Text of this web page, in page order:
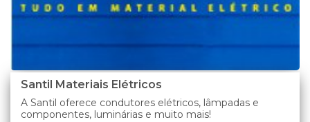
Santil Materiais Elétricos
A Santil oferece condutores elétricos, lâmpadas e
componentes, luminárias e muito mais!